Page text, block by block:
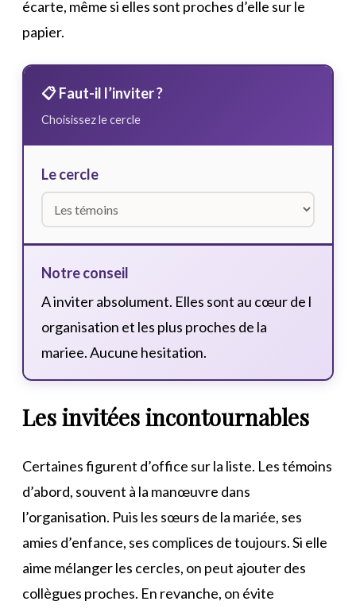
écarte, même si elles sont proches d’elle sur le
papier.
📋 Faut-il l’inviter ?
Choisissez le cercle
Le cercle
Notre conseil
A inviter absolument. Elles sont au cœur de l
organisation et les plus proches de la
mariee. Aucune hesitation.
Les invitées incontournables
Certaines figurent d’office sur la liste. Les témoins
d’abord, souvent à la manœuvre dans
l’organisation. Puis les sœurs de la mariée, ses
amies d’enfance, ses complices de toujours. Si elle
aime mélanger les cercles, on peut ajouter des
collègues proches. En revanche, on évite